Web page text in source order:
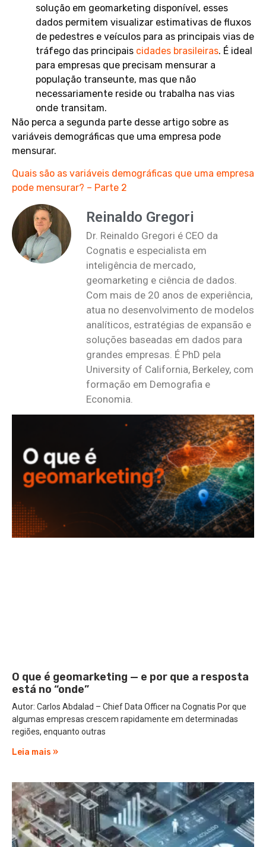
solução em geomarketing disponível, esses
dados permitem visualizar estimativas de fluxos
de pedestres e veículos para as principais vias de
tráfego das principais cidades brasileiras. É ideal
para empresas que precisam mensurar a
população transeunte, mas que não
necessariamente reside ou trabalha nas vias
onde transitam.
Não perca a segunda parte desse artigo sobre as
variáveis demográficas que uma empresa pode
mensurar.
Quais são as variáveis demográficas que uma empresa
pode mensurar? – Parte 2
Reinaldo Gregori
Dr. Reinaldo Gregori é CEO da
Cognatis e especialista em
inteligência de mercado,
geomarketing e ciência de dados.
Com mais de 20 anos de experiência,
atua no desenvolvimento de modelos
analíticos, estratégias de expansão e
soluções baseadas em dados para
grandes empresas. É PhD pela
University of California, Berkeley, com
formação em Demografia e
Economia.
O que é geomarketing — e por que a resposta
está no “onde”
Autor: Carlos Abdalad – Chief Data Officer na Cognatis Por que
algumas empresas crescem rapidamente em determinadas
regiões, enquanto outras
Leia mais »